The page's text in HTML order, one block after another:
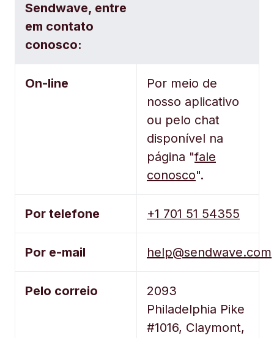
Sendwave, entre
em contato
conosco:
On-line
Por meio de
nosso aplicativo
ou pelo chat
disponível na
página "fale
conosco".
Por telefone +1 701 51 54355
Por e-mail help@sendwave.com
Pelo correio
2093
Philadelphia Pike
#1016, Claymont,